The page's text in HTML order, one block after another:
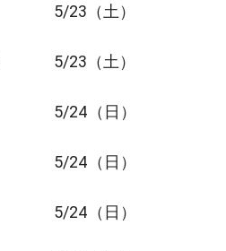
5/23（土）
5/23（土）
5/24（日）
5/24（日）
5/24（日）